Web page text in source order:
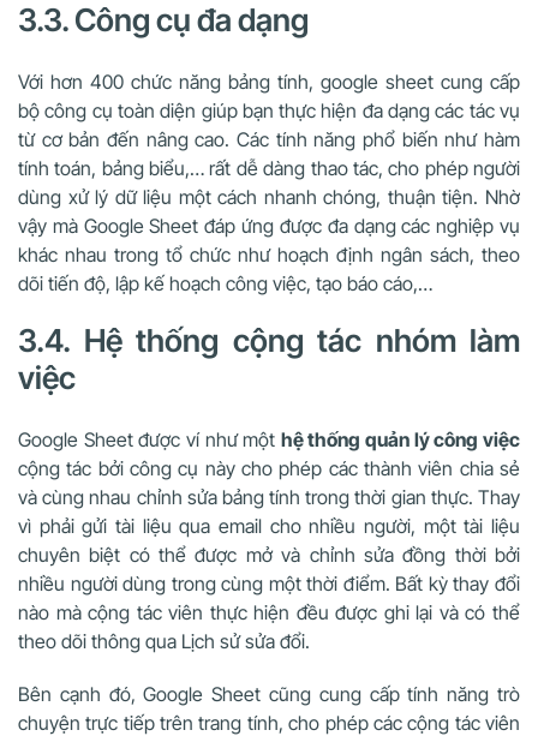
3.3. Công cụ đa dạng
Với hơn 400 chức năng bảng tính, google sheet cung cấp
bộ công cụ toàn diện giúp bạn thực hiện đa dạng các tác vụ
từ cơ bản đến nâng cao. Các tính năng phổ biến như hàm
tính toán, bảng biểu,… rất dễ dàng thao tác, cho phép người
dùng xử lý dữ liệu một cách nhanh chóng, thuận tiện. Nhờ
vậy mà Google Sheet đáp ứng được đa dạng các nghiệp vụ
khác nhau trong tổ chức như hoạch định ngân sách, theo
dõi tiến độ, lập kế hoạch công việc, tạo báo cáo,…
3.4. Hệ thống cộng tác nhóm làm
việc
Google Sheet được ví như một hệ thống quản lý công việc
cộng tác bởi công cụ này cho phép các thành viên chia sẻ
và cùng nhau chỉnh sửa bảng tính trong thời gian thực. Thay
vì phải gửi tài liệu qua email cho nhiều người, một tài liệu
chuyên biệt có thể được mở và chỉnh sửa đồng thời bởi
nhiều người dùng trong cùng một thời điểm. Bất kỳ thay đổi
nào mà cộng tác viên thực hiện đều được ghi lại và có thể
theo dõi thông qua Lịch sử sửa đổi.
Bên cạnh đó, Google Sheet cũng cung cấp tính năng trò
chuyện trực tiếp trên trang tính, cho phép các cộng tác viên